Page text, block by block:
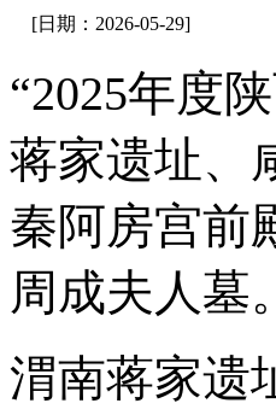
[日期：2026-05-29]
“2025年度
蒋家遗址、
秦阿房宫前
周成夫人墓。
渭南蒋家遗